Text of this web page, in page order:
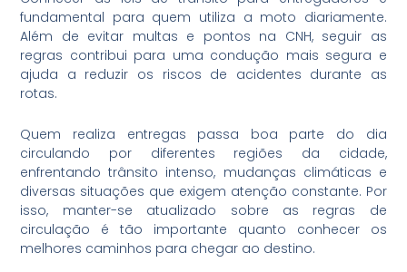
fundamental para quem utiliza a moto diariamente.
Além de evitar multas e pontos na CNH, seguir as
regras contribui para uma condução mais segura e
ajuda a reduzir os riscos de acidentes durante as
rotas.
Quem realiza entregas passa boa parte do dia
circulando por diferentes regiões da cidade,
enfrentando trânsito intenso, mudanças climáticas e
diversas situações que exigem atenção constante. Por
isso, manter-se atualizado sobre as regras de
circulação é tão importante quanto conhecer os
melhores caminhos para chegar ao destino.